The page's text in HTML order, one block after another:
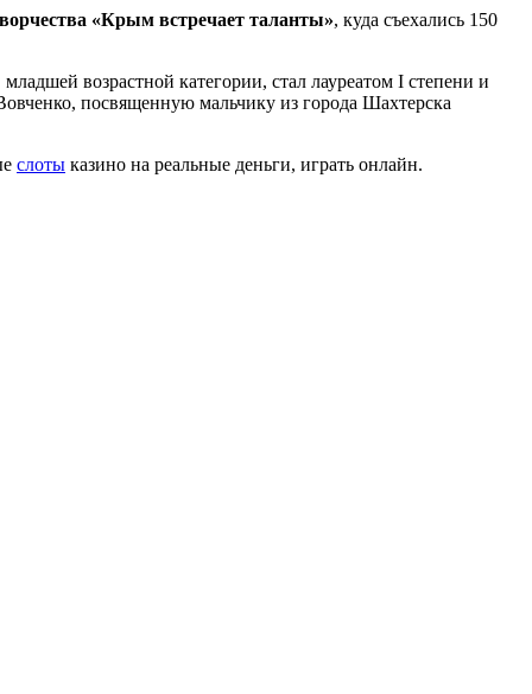
«Крым встречает таланты», куда съехались 150
возрастной категории, стал лауреатом I степени и
посвященную мальчику из города Шахтерска
слоты казино на реальные деньги, играть онлайн.